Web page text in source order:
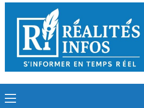
Skip
content
Primary